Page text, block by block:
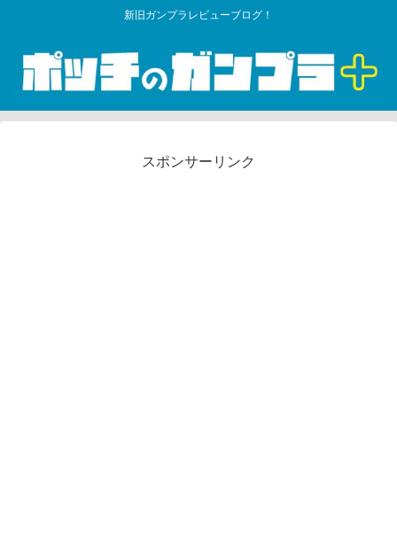
新旧ガンプラレビューブログ！
スポンサーリンク